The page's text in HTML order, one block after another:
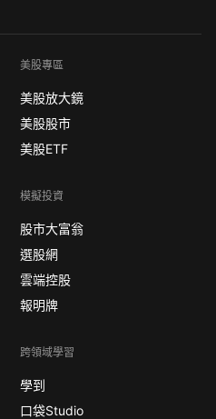
美股專區
美股放大鏡
美股股市
美股ETF
模擬投資
股市大富翁
選股網
雲端控股
報明牌
跨領域學習
學到
口袋Studio